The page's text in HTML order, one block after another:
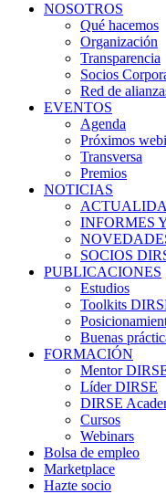
NOSOTROS
Qué hacemos
Organización
Transparencia
Socios
Red de
EVENTOS
Agenda
Próximos
Transversa
Premios
NOTICIAS
INFORMES
SOCIOS
PUBLICACIONES
Estudios
Toolkits
Buenas
FORMACIÓN
Mentor
Líder DIRSE
DIRSE
Cursos
Webinars
Bolsa de empleo
Marketplace
Hazte socio